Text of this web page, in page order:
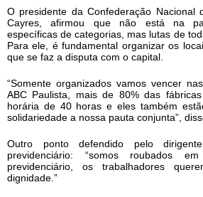
O presidente da Confederação Nacional
Cayres, afirmou que não está na
específicas de categorias, mas lutas de
Para ele, é fundamental organizar os
que se faz a disputa com o capital.
“Somente organizados vamos vencer
ABC Paulista, mais de 80% das
horária de 40 horas e eles também
solidariedade a nossa pauta conjunta”,
Outro ponto defendido pelo
previdenciário: “somos roubados
previdenciário, os trabalhadores
dignidade.”